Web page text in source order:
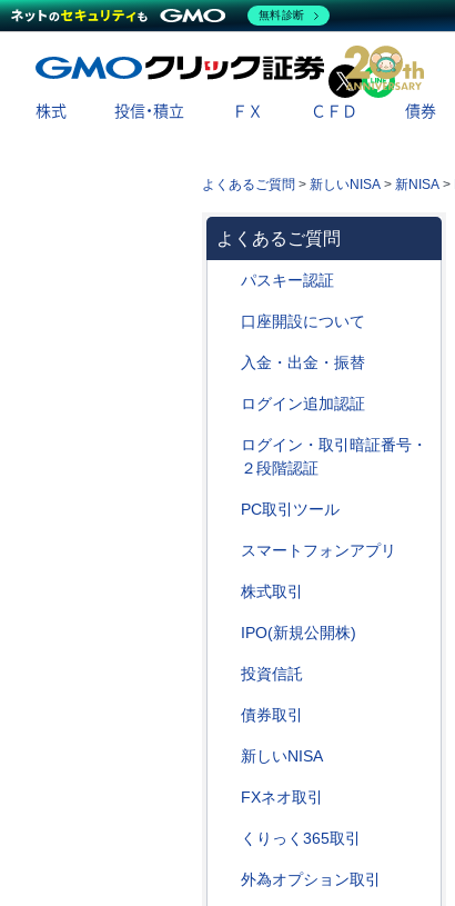
X
株式 投信・積立 ＦＸ ＣＦＤ 債券
よくあるご質問 > 新しいNISA > 新NISA >
よくあるご質問
パスキー認証
口座開設について
入金・出金・振替
ログイン追加認証
ログイン・取引暗証番号・
２段階認証
PC取引ツール
スマートフォンアプリ
株式取引
IPO(新規公開株)
投資信託
債券取引
新しいNISA
FXネオ取引
くりっく365取引
外為オプション取引
無料診断